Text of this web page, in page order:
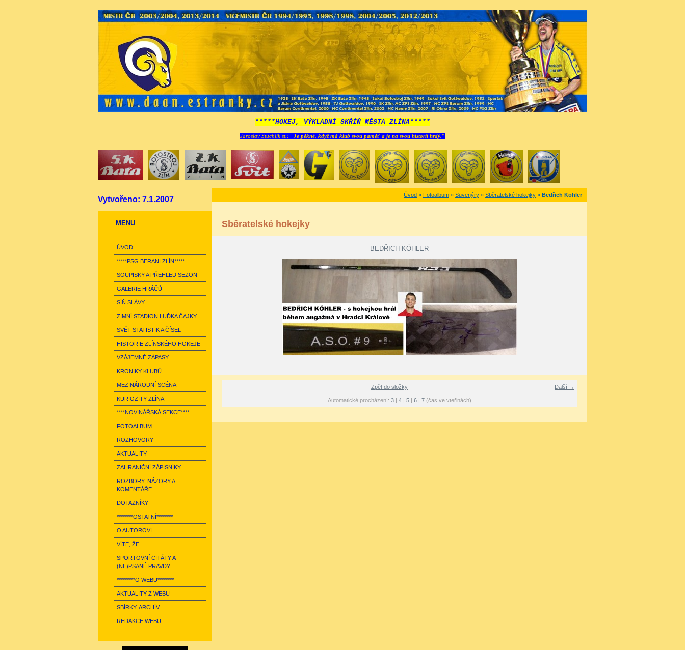
*****HOKEJ, VÝKLADNÍ SKŘÍŇ MĚSTA ZLÍNA*****
Jaroslav Stuchlík st.: "Je pěkné, když má klub svou paměť a je na svou historii hrdý.“
Vytvořeno: 7.1.2007
MENU
ÚVOD
*****PSG BERANI ZLÍN*****
SOUPISKY A PŘEHLED SEZON
GALERIE HRÁČŮ
SÍŇ SLÁVY
ZIMNÍ STADION LUĎKA ČAJKY
SVĚT STATISTIK A ČÍSEL
HISTORIE ZLÍNSKÉHO HOKEJE
VZÁJEMNÉ ZÁPASY
KRONIKY KLUBŮ
MEZINÁRODNÍ SCÉNA
KURIOZITY ZLÍNA
****NOVINÁŘSKÁ SEKCE****
FOTOALBUM
ROZHOVORY
AKTUALITY
ZAHRANIČNÍ ZÁPISNÍKY
ROZBORY, NÁZORY A
KOMENTÁŘE
DOTAZNÍKY
********OSTATNÍ********
O AUTOROVI
VÍTE, ŽE...
SPORTOVNÍ CITÁTY A
(NE)PSANÉ PRAVDY
*********O WEBU********
AKTUALITY Z WEBU
SBÍRKY, ARCHÍV...
REDAKCE WEBU
Úvod » Fotoalbum » Suvenýry » Sběratelské hokejky » Bedřich Köhler
Sběratelské hokejky
BEDŘICH KÖHLER
Další →
Zpět do složky
Automatické procházení: 3| 4| 5| 6| 7(čas ve vteřinách)